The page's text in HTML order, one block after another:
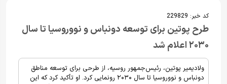
کد خبر: 229829
طرح پوتین برای توسعه دونباس و نووروسیا تا سال
۲۰۳۰ اعلام شد
ولادیمیر پوتین، رئیس‌جمهور روسیه، از طرحی برای توسعه مناطق
دونباس و نووروسیا تا سال ۲۰۳۰ رونمایی کرد. او تأکید کرد که این